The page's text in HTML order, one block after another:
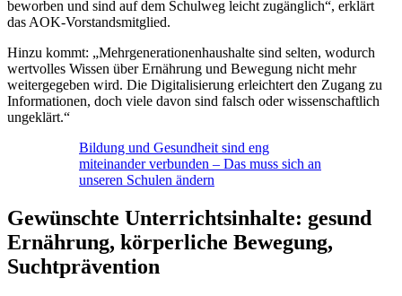
beworben und sind auf dem Schulweg leicht zugänglich“, erklärt
das AOK-Vorstandsmitglied.
Hinzu kommt: „Mehrgenerationenhaushalte sind selten, wodurch
wertvolles Wissen über Ernährung und Bewegung nicht mehr
weitergegeben wird. Die Digitalisierung erleichtert den Zugang zu
Informationen, doch viele davon sind falsch oder wissenschaftlich
ungeklärt.“
Bildung und Gesundheit sind eng
miteinander verbunden – Das muss sich an
unseren Schulen ändern
Gewünschte Unterrichtsinhalte: gesund
Ernährung, körperliche Bewegung,
Suchtprävention